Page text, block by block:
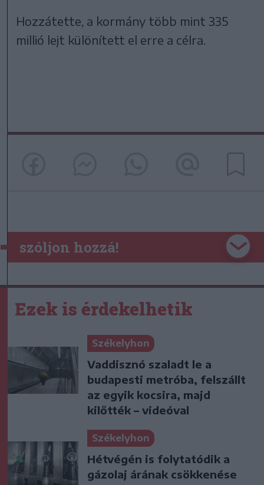
Hozzátette, a kormány több mint 335
millió lejt különített el erre a célra.
szóljon hozzá!
Ezek is érdekelhetik
Székelyhon
Vaddisznó szaladt le a
budapesti metróba, felszállt
az egyik kocsira, majd
kilőtték – videóval
Székelyhon
Hétvégén is folytatódik a
gázolaj árának csökkenése